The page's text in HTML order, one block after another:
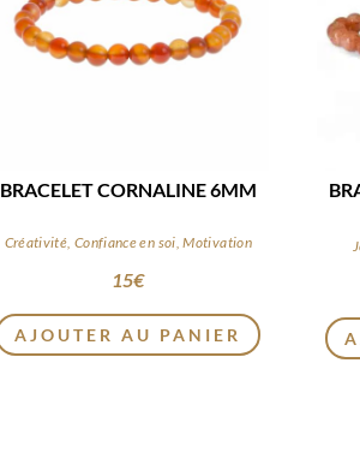
BRACELET CORNALINE 6MM
Créativité, Confiance en soi, Motivation
15€
AJOUTER AU PANIER